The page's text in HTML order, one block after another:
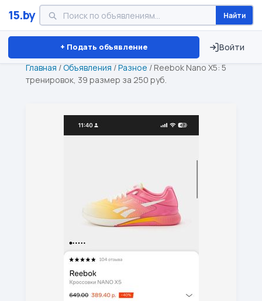
15.by Найти
+ Подать объявление Войти
Минск Витебск Брест ⏱ ТОЛЬКО 15 ДНЕЙ
Главная /Объявления /Разное / Reebok Nano X5: 5
тренировок, 39 размер за 250 руб.